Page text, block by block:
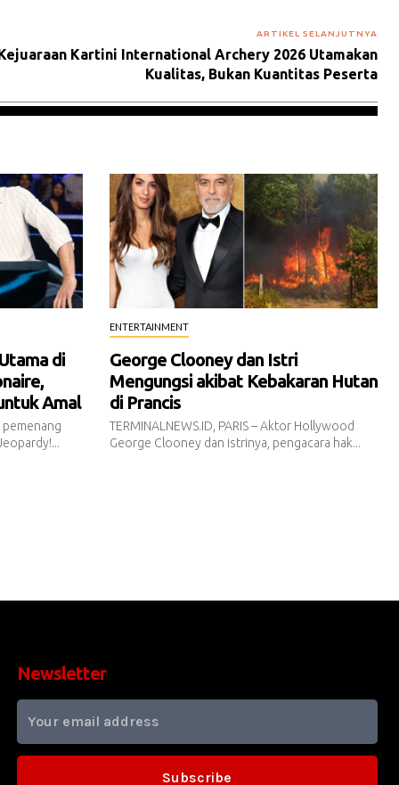
ARTIKEL SELANJUTNYA
Kartini International Archery 2026 Utamakan
Kualitas, Bukan Kuantitas Peserta
di
Amal
pemenang
ENTERTAINMENT
George Clooney dan Istri
Mengungsi akibat Kebakaran Hutan
di Prancis
TERMINALNEWS.ID, PARIS – Aktor Hollywood
George Clooney dan istrinya, pengacara hak...
Newsletter
Subscribe